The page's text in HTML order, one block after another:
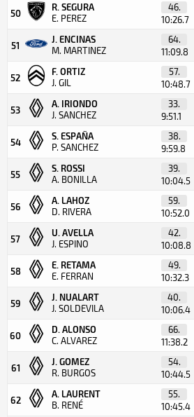
50
R. SEGURA
E. PEREZ
46.
10:26.7
51
J. ENCINAS
M. MARTINEZ
64.
11:09.8
52
F. ORTIZ
J. GIL
57.
10:48.7
53
A. IRIONDO
J. SANCHEZ
33.
9:51.1
54
S. ESPAÑA
P. SANCHEZ
38.
9:59.8
55
S. ROSSI
A. BONILLA
39.
10:04.5
56
A. LAHOZ
D. RIVERA
59.
10:52.0
57
U. AVELLA
J. ESPINO
42.
10:08.8
58
E. RETAMA
E. FERRAN
49.
10:32.3
59
J. NUALART
J. SOLDEVILA
40.
10:06.4
60
D. ALONSO
C. ALVAREZ
66.
11:38.2
61
J. GOMEZ
R. BURGOS
54.
10:44.5
62
A. LAURENT
B. RENÉ
55.
10:45.4